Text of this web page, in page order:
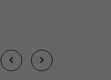
Waga
opakowania: